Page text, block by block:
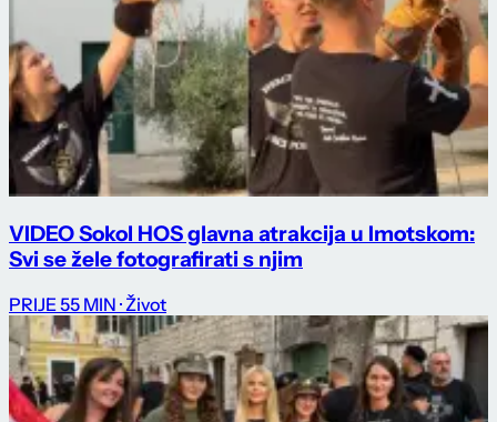
VIDEO Sokol HOS glavna atrakcija u Imotskom:
Svi se žele fotografirati s njim
PRIJE 55 MIN · Život